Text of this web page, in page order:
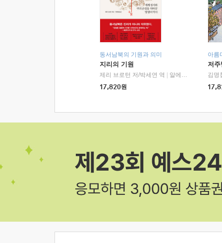
동서남북의 기원과 의미
지리의 기원
제리 브로턴 저/박세연 역
알에이치코리아(RHK)
17,820원
아름
저
김명